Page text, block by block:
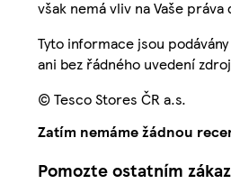
však nemá vliv na Vaše práva
Tyto informace jsou
ani bez řádného uvedení
© Tesco Stores ČR a.s.
Zatím nemáme žádnou
Pomozte ostatním